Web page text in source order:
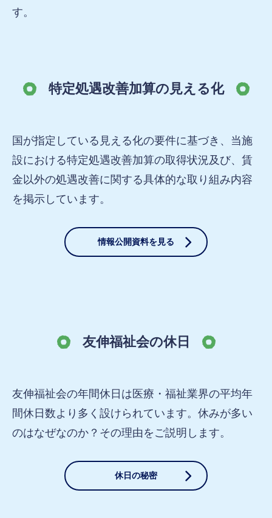
す。
特定処遇改善加算の見える化
国が指定している見える化の要件に基づき、 当施
設における特定処遇改善加算の取得状況及び、 賃
金以外の処遇改善に関する具体的な取り組み内容
を掲示しています。
情報公開資料を見る
友伸福祉会の休日
友伸福祉会の年間休日は医療・福祉業界の平均年
間休日数より多く設けられています。 休みが多い
のはなぜなのか？その理由をご説明します。
休日の秘密